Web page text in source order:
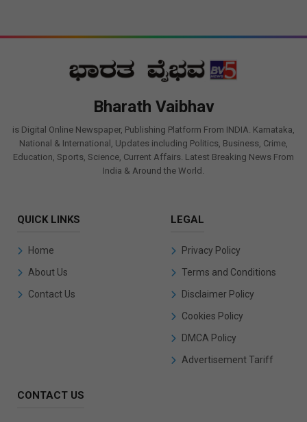
Bharath Vaibhav
is Digital Online Newspaper, Publishing Platform From INDIA. Karnataka,
National & International, Updates including Politics, Business, Crime,
Education, Sports, Science, Current Affairs. Latest Breaking News From
India & Around the World.
QUICK LINKS
Home
About Us
Contact Us
LEGAL
Privacy Policy
Terms and Conditions
Disclaimer Policy
Cookies Policy
DMCA Policy
Advertisement Tariff
CONTACT US